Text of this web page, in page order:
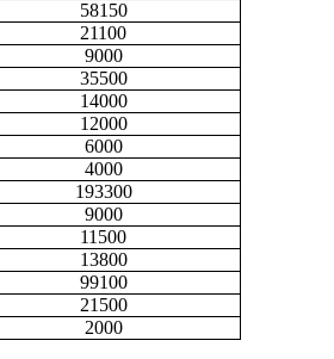
58150
21100
9000
35500
14000
12000
6000
4000
193300
9000
11500
13800
99100
21500
2000